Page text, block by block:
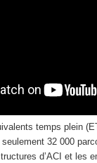
temps plein
32 000
d’ACI et les